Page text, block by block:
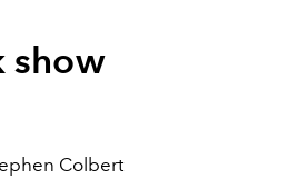
show
Colbert